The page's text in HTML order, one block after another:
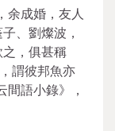
余成婚，友人
、劉燦波，
，俱甚稱
謂彼邦魚亦
語小錄》，